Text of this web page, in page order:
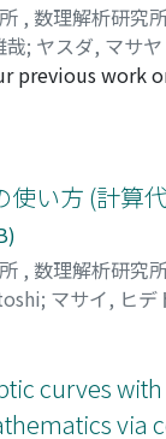
, 数理解析研究
哉; ヤスダ, マサヤ
previous work
mainly
使い方 (計算
, 数理解析研究
; マサイ, ヒデ
curves
via